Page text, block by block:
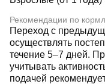
Рекомендации по
Переход с
осуществлять
течение 5–7 дней.
учитывать
подачей